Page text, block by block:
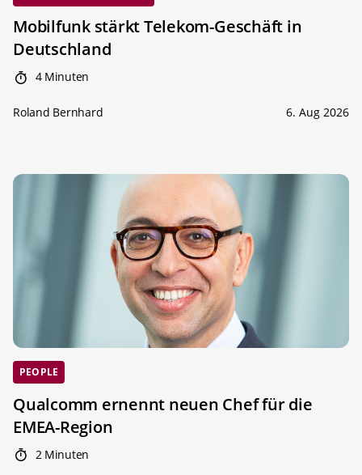
Mobilfunk stärkt Telekom-Geschäft in
Deutschland
4 Minuten
Roland Bernhard 6. Aug 2026
PEOPLE
Qualcomm ernennt neuen Chef für die
EMEA-Region
2 Minuten